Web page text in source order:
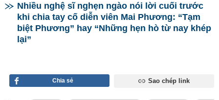
Nhiều nghệ sĩ nghẹn ngào nói lời cuối trước
khi chia tay cố diễn viên Mai Phương: “Tạm
biệt Phương” hay “Những hẹn hò từ nay khép
lại”
Chia sẻ Sao chép link